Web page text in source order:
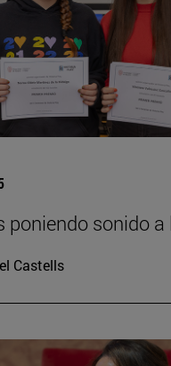
poniendo sonido
Castells